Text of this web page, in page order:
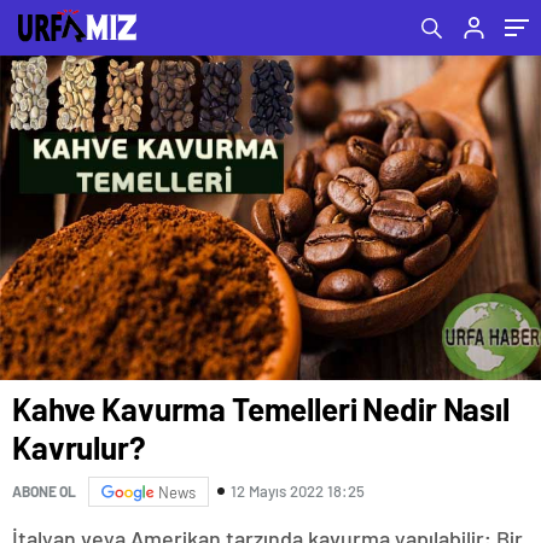
Kahve Kavurma Temelleri Nedir Nasıl
Kavrulur?
ABONE OL News 12 Mayıs 2022 18:25